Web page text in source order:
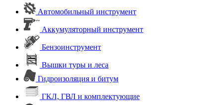
Автомобильный инструмент
Аккумуляторный инструмент
Бензоинструмент
Вышки туры и леса
Гидроизоляция и битум
ГКЛ, ГВЛ и комплектующие